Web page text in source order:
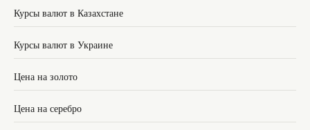
Курсы валют в Казахстане
Курсы валют в Украине
Цена на золото
Цена на серебро